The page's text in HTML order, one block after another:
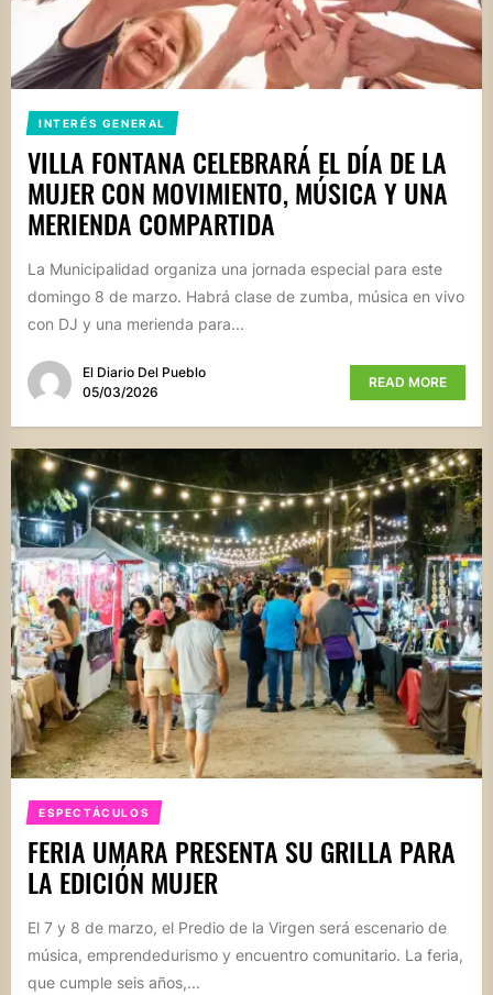
INTERÉS GENERAL
VILLA FONTANA CELEBRARÁ EL DÍA DE LA
MUJER CON MOVIMIENTO, MÚSICA Y UNA
MERIENDA COMPARTIDA
La Municipalidad organiza una jornada especial para este
domingo 8 de marzo. Habrá clase de zumba, música en vivo
con DJ y una merienda para...
El Diario Del Pueblo
05/03/2026
READ MORE
ESPECTÁCULOS
FERIA UMARA PRESENTA SU GRILLA PARA
LA EDICIÓN MUJER
El 7 y 8 de marzo, el Predio de la Virgen será escenario de
música, emprendedurismo y encuentro comunitario. La feria,
que cumple seis años,...